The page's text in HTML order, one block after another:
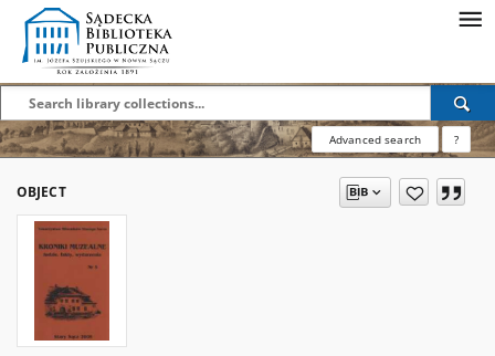
Advanced search ?
OBJECT